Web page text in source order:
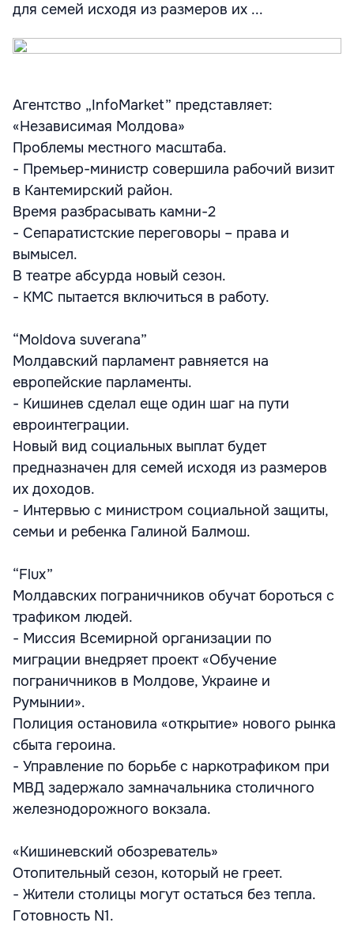
для семей исходя из размеров их ...
Агентство „InfoMarket” представляет:
«Независимая Молдова»
Проблемы местного масштаба.
- Премьер-министр совершила рабочий визит
в Кантемирский район.
Время разбрасывать камни-2
- Сепаратистские переговоры – права и
вымысел.
В театре абсурда новый сезон.
- КМС пытается включиться в работу.
“Moldova suverana”
Молдавский парламент равняется на
европейские парламенты.
- Кишинев сделал еще один шаг на пути
евроинтеграции.
Новый вид социальных выплат будет
предназначен для семей исходя из размеров
их доходов.
- Интервью с министром социальной защиты,
семьи и ребенка Галиной Балмош.
“Flux”
Молдавских пограничников обучат бороться с
трафиком людей.
- Миссия Всемирной организации по
миграции внедряет проект «Обучение
пограничников в Молдове, Украине и
Румынии».
Полиция остановила «открытие» нового рынка
сбыта героина.
- Управление по борьбе с наркотрафиком при
МВД задержало замначальника столичного
железнодорожного вокзала.
«Кишиневский обозреватель»
Отопительный сезон, который не греет.
- Жители столицы могут остаться без тепла.
Готовность N1.